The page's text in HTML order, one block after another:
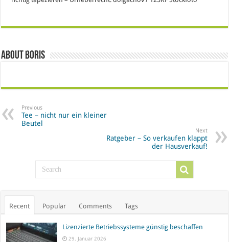
About Boris
Previous
Tee – nicht nur ein kleiner
Beutel
Next
Ratgeber – So verkaufen klappt
der Hausverkauf!
Recent Popular Comments Tags
Lizenzierte Betriebssysteme günstig beschaffen
29. Januar 2026